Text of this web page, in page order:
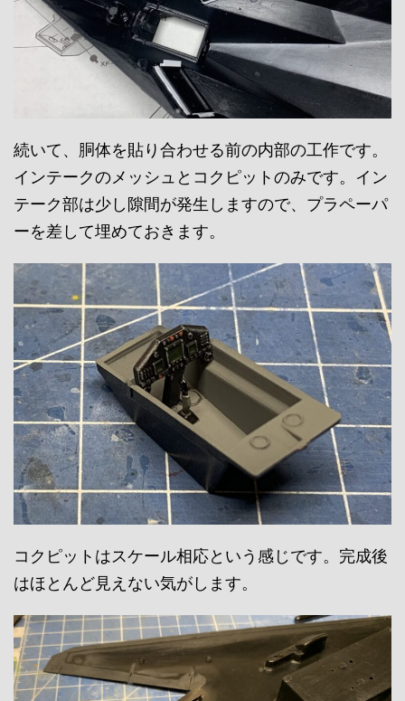
続いて、胴体を貼り合わせる前の内部の工作です。
インテークのメッシュとコクピットのみです。イン
テーク部は少し隙間が発生しますので、プラペーパ
ーを差して埋めておきます。
コクピットはスケール相応という感じです。完成後
はほとんど見えない気がします。